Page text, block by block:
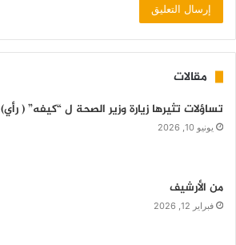
مقالات
تساؤلات تثيرها زيارة وزير الصحة ل “كيفه” ( رأي)
يونيو 10, 2026
من الأرشيف
فبراير 12, 2026